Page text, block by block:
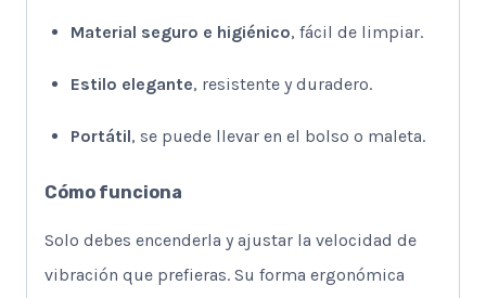
Material seguro e higiénico, fácil de limpiar.
Estilo elegante, resistente y duradero.
Portátil, se puede llevar en el bolso o maleta.
Cómo funciona
Solo debes encenderla y ajustar la velocidad de
vibración que prefieras. Su forma ergonómica